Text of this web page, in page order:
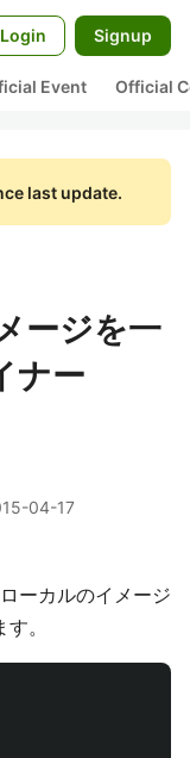
Login Signup
Event Official
last update.
ージを一
ナー
04-17
ーカルのイメージ
。